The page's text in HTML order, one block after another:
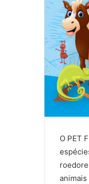
O PET
animais